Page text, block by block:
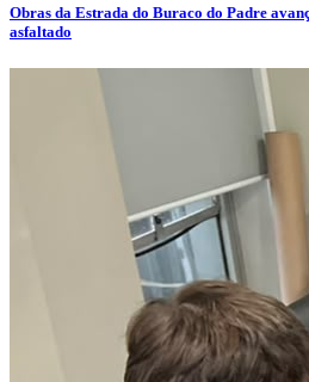
Obras da Estrada do Buraco do Padre
asfaltado